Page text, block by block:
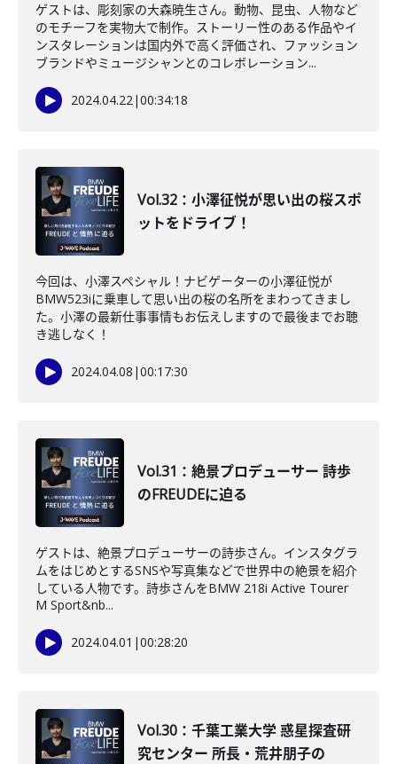
ゲストは、彫刻家の大森暁生さん。動物、昆虫、人物など
のモチーフを実物大で制作。ストーリー性のある作品やイ
ンスタレーションは国内外で高く評価され、ファッション
ブランドやミュージシャンとのコレボレーション...
2024.04.22|00:34:18
Vol.32：小澤征悦が思い出の桜スポ
ットをドライブ！
今回は、小澤スペシャル！ナビゲーターの小澤征悦が
BMW523iに乗車して思い出の桜の名所をまわってきまし
た。小澤の最新仕事事情もお伝えしますので最後までお聴
き逃しなく！
2024.04.08 |00:17:30
Vol.31：絶景プロデューサー 詩歩
のFREUDEに迫る
ゲストは、絶景プロデューサーの詩歩さん。インスタグラ
ムをはじめとするSNSや写真集などで世界中の絶景を紹介
している人物です。詩歩さんをBMW 218i Active Tourer
M Sport&nb...
2024.04.01 |00:28:20
Vol.30：千葉工業大学 惑星探査研
究センター 所長・荒井朋子の